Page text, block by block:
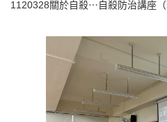
1120328關於自殺⋯自殺防治講座